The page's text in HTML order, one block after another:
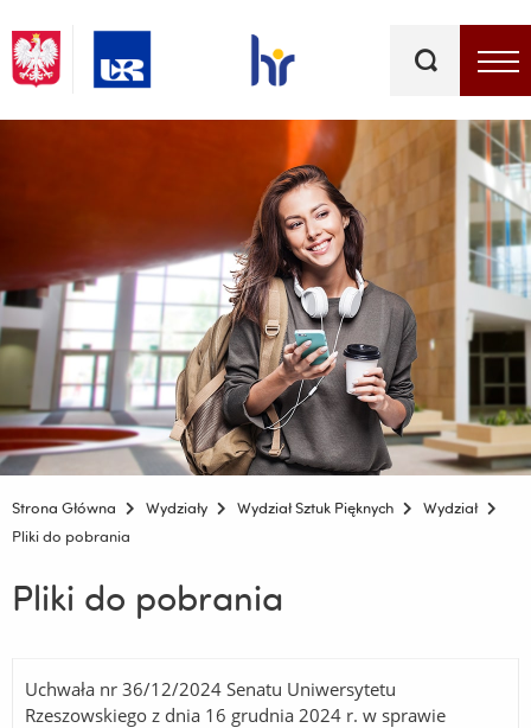
kluczowe
Strona Główna Wydziały Wydział Sztuk Pięknych
Wydział
Pliki do pobrania
Pliki do pobrania
Uchwała nr 36/12/2024 Senatu Uniwersytetu
Rzeszowskiego z dnia 16 grudnia 2024 r. w sprawie